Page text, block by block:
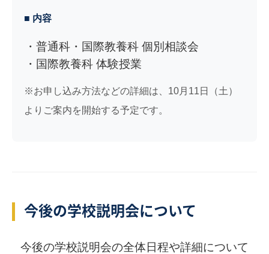
■ 内容
普通科・国際教養科 個別相談会
国際教養科 体験授業
※お申し込み方法などの詳細は、10月11日（土）
よりご案内を開始する予定です。
今後の学校説明会について
今後の学校説明会の全体日程や詳細について